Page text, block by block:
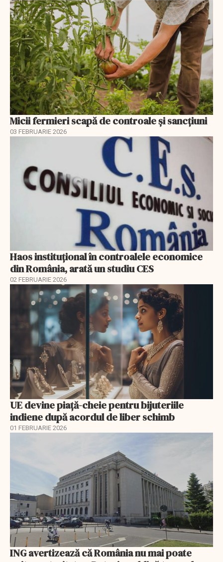
Micii fermieri scapă de controale și sancțiuni
03 FEBRUARIE 2026
Haos instituțional în controalele economice
din România, arată un studiu CES
02 FEBRUARIE 2026
UE devine piață-cheie pentru bijuteriile
indiene după acordul de liber schimb
01 FEBRUARIE 2026
ING avertizează că România nu mai poate